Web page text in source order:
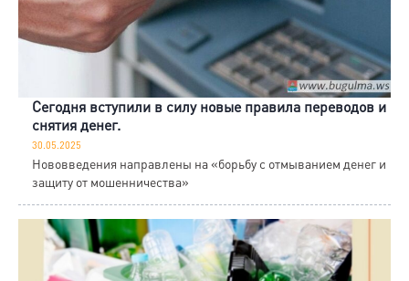
Сегодня вступили в силу новые правила переводов и
снятия денег.
30.05.2025
Нововведения направлены на «борьбу с отмыванием денег и
защиту от мошенничества»